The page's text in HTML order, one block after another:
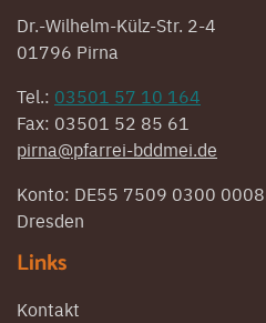
Dr.-Wilhelm-Külz-Str. 2-4
01796 Pirna
Tel.: 03501 57 10 164
Fax: 03501 52 85 61
pirna@pfarrei-bddmei.de
Konto: DE55 7509 0300
Dresden
Links
Kontakt